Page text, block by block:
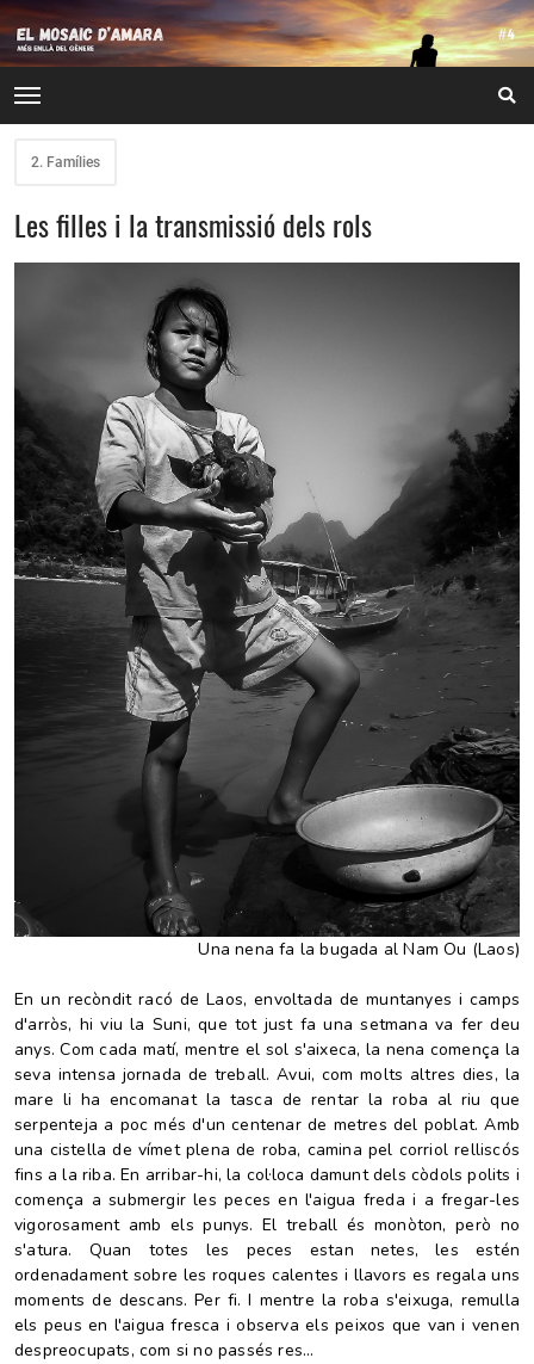
2. Famílies
Les filles i la transmissió dels rols
Una nena fa la bugada al Nam Ou (Laos)
En un recòndit racó de Laos, envoltada de muntanyes i camps
d'arròs, hi viu la Suni, que tot just fa una setmana va fer deu
anys. Com cada matí, mentre el sol s'aixeca, la nena comença la
seva intensa jornada de treball. Avui, com molts altres dies, la
mare li ha encomanat la tasca de rentar la roba al riu que
serpenteja a poc més d'un centenar de metres del poblat. Amb
una cistella de vímet plena de roba, camina pel corriol relliscós
fins a la riba. En arribar-hi, la col·loca damunt dels còdols polits i
comença a submergir les peces en l'aigua freda i a fregar-les
vigorosament amb els punys. El treball és monòton, però no
s'atura. Quan totes les peces estan netes, les estén
ordenadament sobre les roques calentes i llavors es regala uns
moments de descans. Per fi. I mentre la roba s'eixuga, remulla
els peus en l'aigua fresca i observa els peixos que van i venen
despreocupats, com si no passés res...